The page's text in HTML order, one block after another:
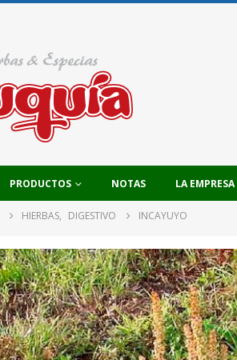
PRODUCTOS NOTAS LA EMPRESA
HIERBAS, DIGESTIVO INCAYUYO